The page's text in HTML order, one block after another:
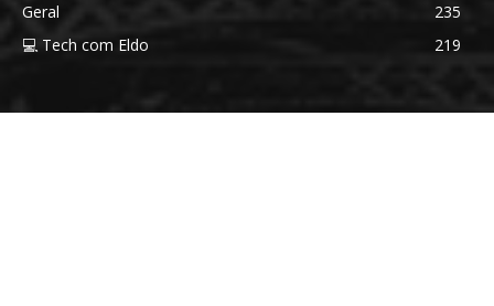
Geral
235
💻 Tech com Eldo
219